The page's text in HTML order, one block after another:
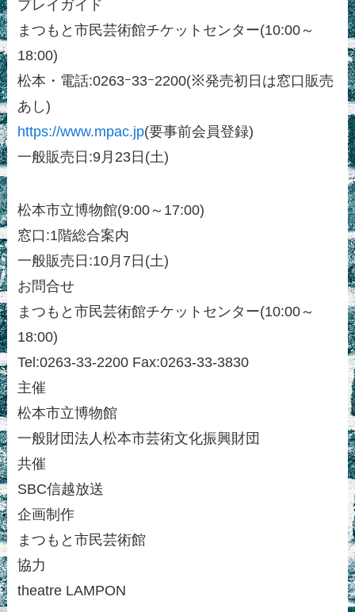
プレイガイド
まつもと市民芸術館チケットセンター(10:00～
18:00)
松本・電話:0263ｰ33ｰ2200(※発売初日は窓口販売
あし)
https://www.mpac.jp(要事前会員登録)
一般販売日:9月23日(土)
松本市立博物館(9:00～17:00)
窓口:1階総合案内
一般販売日:10月7日(土)
お問合せ
まつもと市民芸術館チケットセンター(10:00～
18:00)
Tel:0263-33-2200 Fax:0263-33-3830
主催
松本市立博物館
一般財団法人松本市芸術文化振興財団
共催
SBC信越放送
企画制作
まつもと市民芸術館
協力
theatre LAMPON